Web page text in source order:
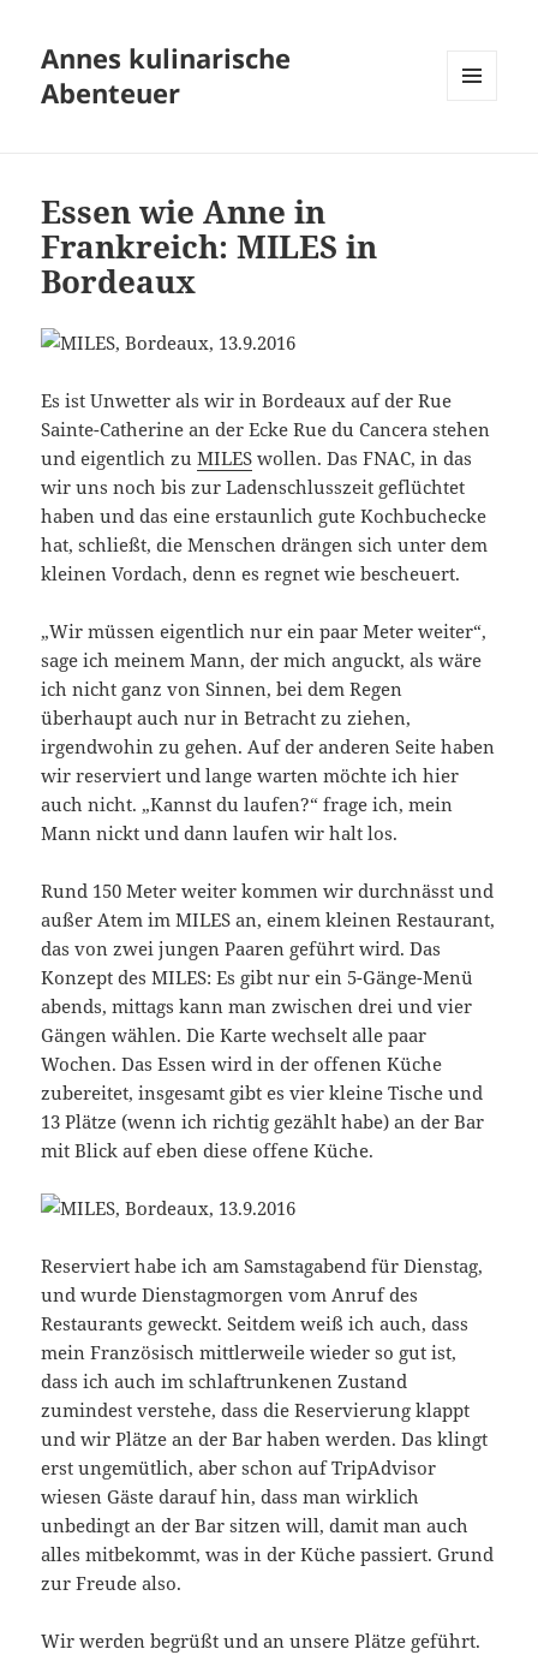
Annes kulinarische
Abenteuer
Essen wie Anne in
Frankreich: MILES in
Bordeaux
Es ist Unwetter als wir in Bordeaux auf der Rue
Sainte-Catherine an der Ecke Rue du Cancera stehen
und eigentlich zuMILES wollen. Das FNAC, in das
wir uns noch bis zur Ladenschlusszeit geflüchtet
haben und das eine erstaunlich gute Kochbuchecke
hat, schließt, die Menschen drängen sich unter dem
kleinen Vordach, denn es regnet wie bescheuert.
„Wir müssen eigentlich nur ein paar Meter weiter“,
sage ich meinem Mann, der mich anguckt, als wäre
ich nicht ganz von Sinnen, bei dem Regen
überhaupt auch nur in Betracht zu ziehen,
irgendwohin zu gehen. Auf der anderen Seite haben
wir reserviert und lange warten möchte ich hier
auch nicht. „Kannst du laufen?“ frage ich, mein
Mann nickt und dann laufen wir halt los.
Rund 150 Meter weiter kommen wir durchnässt und
außer Atem im MILES an, einem kleinen Restaurant,
das von zwei jungen Paaren geführt wird. Das
Konzept des MILES: Es gibt nur ein 5-Gänge-Menü
abends, mittags kann man zwischen drei und vier
Gängen wählen. Die Karte wechselt alle paar
Wochen. Das Essen wird in der offenen Küche
zubereitet, insgesamt gibt es vier kleine Tische und
13 Plätze (wenn ich richtig gezählt habe) an der Bar
mit Blick auf eben diese offene Küche.
Reserviert habe ich am Samstagabend für Dienstag,
und wurde Dienstagmorgen vom Anruf des
Restaurants geweckt. Seitdem weiß ich auch, dass
mein Französisch mittlerweile wieder so gut ist,
dass ich auch im schlaftrunkenen Zustand
zumindest verstehe, dass die Reservierung klappt
und wir Plätze an der Bar haben werden. Das klingt
erst ungemütlich, aber schon auf TripAdvisor
wiesen Gäste darauf hin, dass man wirklich
unbedingt an der Bar sitzen will, damit man auch
alles mitbekommt, was in der Küche passiert. Grund
zur Freude also.
Wir werden begrüßt und an unsere Plätze geführt.